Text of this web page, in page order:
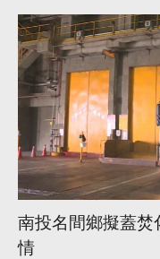
南投名間鄉擬蓋焚
情